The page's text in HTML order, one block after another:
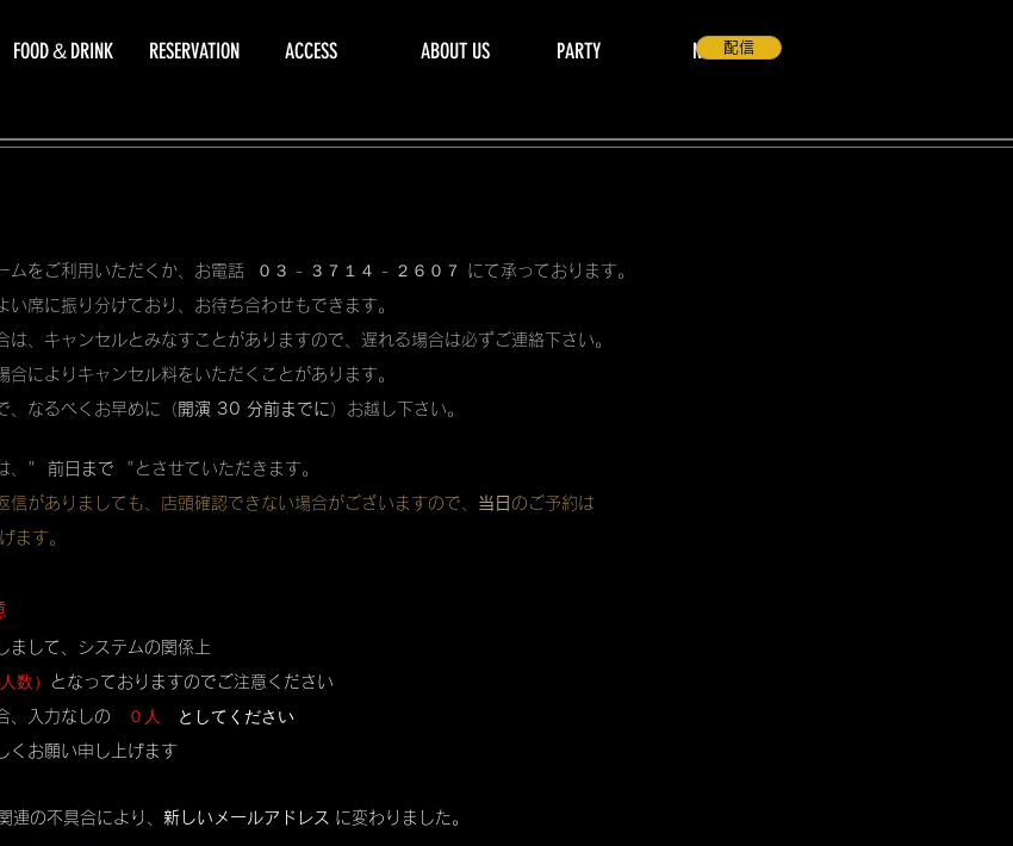
FOOD＆DRINK RESERVATION ACCESS ABOUT US PARTY NEWS配信
ムをご利用いただくか、お電話 ０３ - ３７１４ - ２６０７ にて承っております。
い席に振り分けており、お待ち合わせもできます。
は、キャンセルとみなすことがありますので、遅れる場合は必ずご連絡下さい。
合によりキャンセル料をいただくことがあります。
、なるべくお早めに（ 開演 30 分前までに）お越し下さい。
、" 前日まで "とさせていただきます。
信がありましても、店頭確認できない場合がございますので、 当日 のご予約は
ます。
まして、システムの関係上
数） となっておりますのでご注意ください
、入力なしの ０人 としてください
くお願い申し上げます
連の不具合により、 新しいメールアドレス に変わりました。